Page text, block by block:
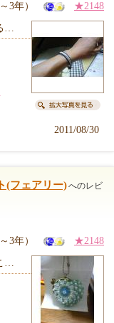
3年） ★2148
…
2011/08/30
(フェアリー)へのレビ
3年） ★2148
…